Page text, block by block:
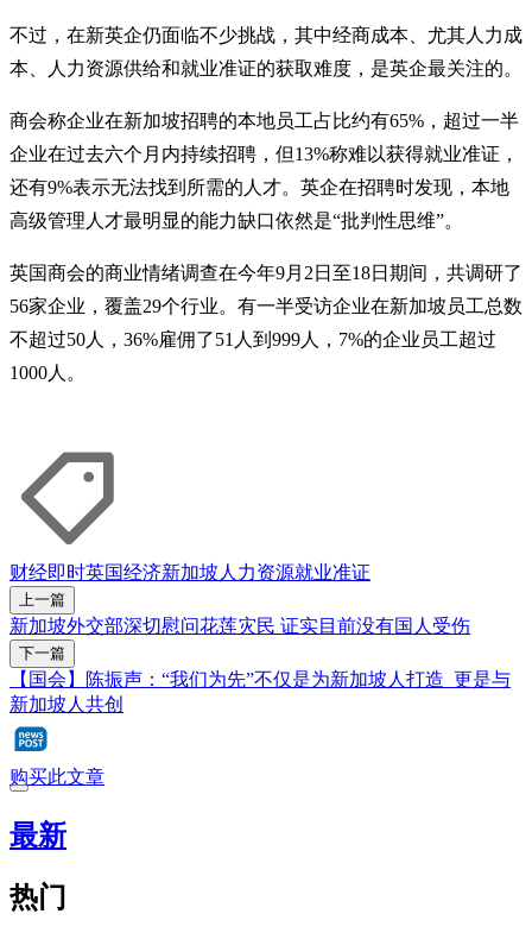
不过，在新英企仍面临不少挑战，其中经商成本、尤其人力成
本、人力资源供给和就业准证的获取难度，是英企最关注的。
商会称企业在新加坡招聘的本地员工占比约有65%，超过一半
企业在过去六个月内持续招聘，但13%称难以获得就业准证，
还有9%表示无法找到所需的人才。英企在招聘时发现，本地
高级管理人才最明显的能力缺口依然是“批判性思维”。
英国商会的商业情绪调查在今年9月2日至18日期间，共调研了
56家企业，覆盖29个行业。有一半受访企业在新加坡员工总数
不超过50人，36%雇佣了51人到999人，7%的企业员工超过
1000人。
财经即时英国经济新加坡人力资源就业准证
上一篇
新加坡外交部深切慰问花莲灾民 证实目前没有国人受伤
下一篇
【国会】陈振声：“我们为先”不仅是为新加坡人打造 更是与
新加坡人共创
购买此文章
最新
热门